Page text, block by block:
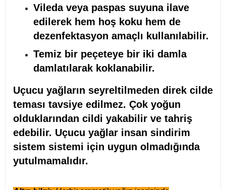
Vileda veya paspas suyuna ilave
edilerek hem hoş koku hem de
dezenfektasyon amaçlı kullanılabilir.
Temiz bir peçeteye bir iki damla
damlatılarak koklanabilir.
Uçucu yağların seyreltilmeden direk cilde
teması tavsiye edilmez. Çok yoğun
olduklarından cildi yakabilir ve tahriş
edebilir. Uçucu yağlar insan sindirim
sistem sistemi için uygun olmadığında
yutulmamalıdır.